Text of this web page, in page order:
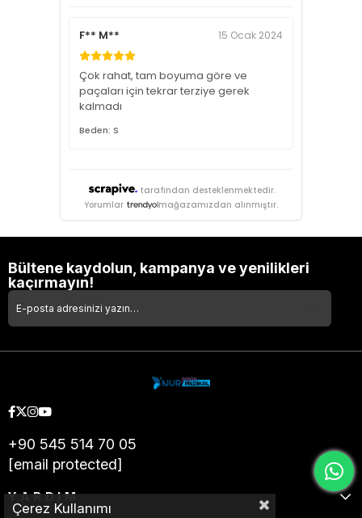
F** M** 15 Ocak 2024
Çok rahat, tam boyuma göre ve
paçaları için tekrar terziye gerek
kalmadı
Beden: S
tarafından desteklenmektedir.
Yorumlar
mağazamızdan alınmıştır.
Bültene kaydolun, kampanya ve yenilikleri
kaçırmayın!
+90 545 514 70 05
[email protected]
YARDIM
Çerez Kullanımı